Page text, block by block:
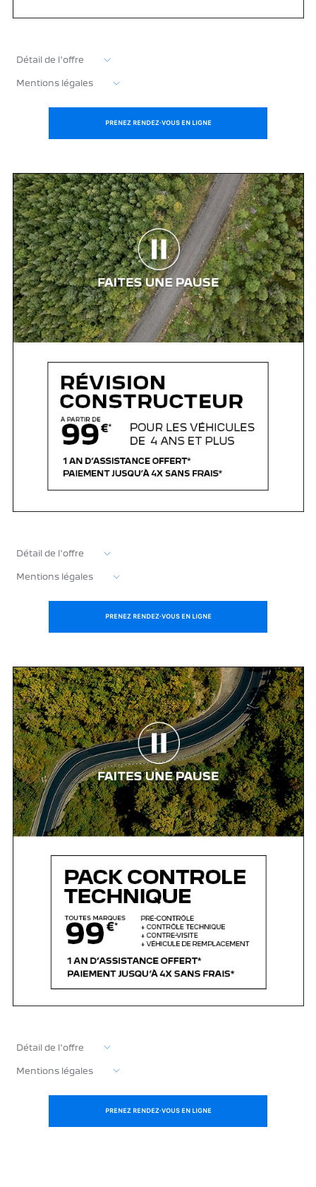
Détail de l'offre
Mentions légales
PRENEZ RENDEZ-VOUS EN LIGNE
Détail de l'offre
Mentions légales
PRENEZ RENDEZ-VOUS EN LIGNE
Détail de l'offre
Mentions légales
PRENEZ RENDEZ-VOUS EN LIGNE